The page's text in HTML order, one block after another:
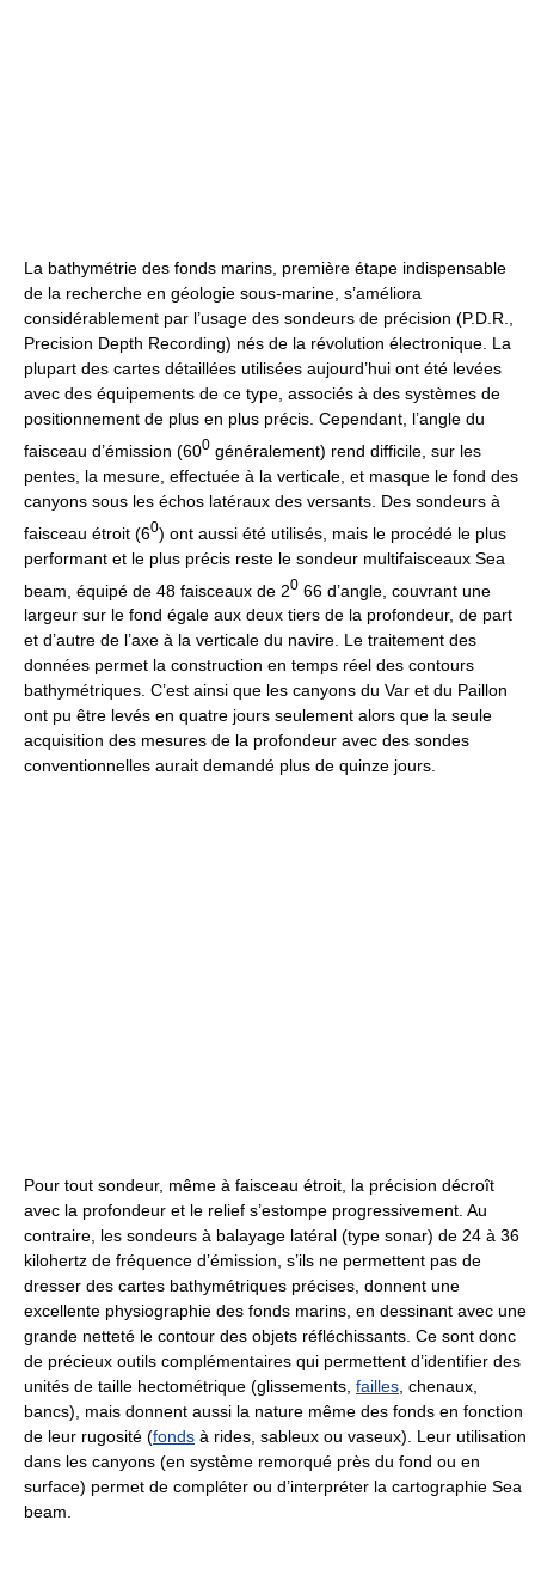
La bathymétrie des fonds marins, première étape indispensable
de la recherche en géologie sous-marine, s’améliora
considérablement par l’usage des sondeurs de précision (P.D.R.,
Precision Depth Recording) nés de la révolution électronique. La
plupart des cartes détaillées utilisées aujourd’hui ont été levées
avec des équipements de ce type, associés à des systèmes de
positionnement de plus en plus précis. Cependant, l’angle du
faisceau d’émission (600 généralement) rend difficile, sur les
pentes, la mesure, effectuée à la verticale, et masque le fond des
canyons sous les échos latéraux des versants. Des sondeurs à
faisceau étroit (60) ont aussi été utilisés, mais le procédé le plus
performant et le plus précis reste le sondeur multifaisceaux Sea
beam, équipé de 48 faisceaux de 20 66 d’angle, couvrant une
largeur sur le fond égale aux deux tiers de la profondeur, de part
et d’autre de l’axe à la verticale du navire. Le traitement des
données permet la construction en temps réel des contours
bathymétriques. C’est ainsi que les canyons du Var et du Paillon
ont pu être levés en quatre jours seulement alors que la seule
acquisition des mesures de la profondeur avec des sondes
conventionnelles aurait demandé plus de quinze jours.
Pour tout sondeur, même à faisceau étroit, la précision décroît
avec la profondeur et le relief s’estompe progressivement. Au
contraire, les sondeurs à balayage latéral (type sonar) de 24 à 36
kilohertz de fréquence d’émission, s’ils ne permettent pas de
dresser des cartes bathymétriques précises, donnent une
excellente physiographie des fonds marins, en dessinant avec une
grande netteté le contour des objets réfléchissants. Ce sont donc
de précieux outils complémentaires qui permettent d’identifier des
unités de taille hectométrique (glissements, failles, chenaux,
bancs), mais donnent aussi la nature même des fonds en fonction
de leur rugosité (fonds à rides, sableux ou vaseux). Leur utilisation
dans les canyons (en système remorqué près du fond ou en
surface) permet de compléter ou d’interpréter la cartographie Sea
beam.